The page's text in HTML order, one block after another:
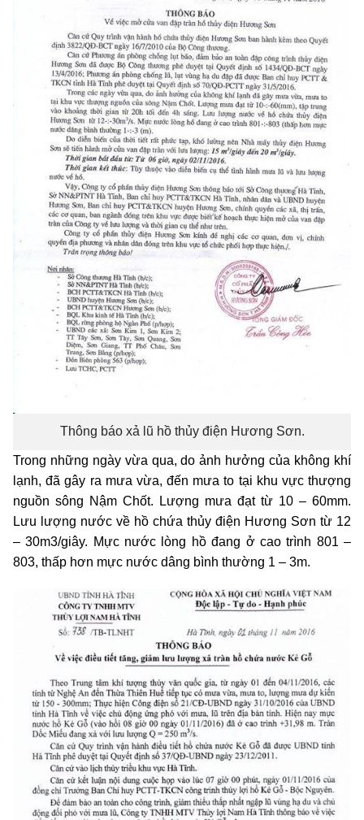
Thông báo xả lũ hồ thủy điện Hương Sơn.
Trong những ngày vừa qua, do ảnh hưởng của không khí
lạnh, đã gây ra mưa vừa, đến mưa to tại khu vực thượng
nguồn sông Nậm Chốt. Lượng mưa đạt từ 10 – 60mm.
Lưu lượng nước về hồ chứa thủy điện Hương Sơn từ 12
– 30m3/giây. Mực nước lòng hồ đang ở cao trình 801 –
803, thấp hơn mực nước dâng bình thường 1 – 3m.